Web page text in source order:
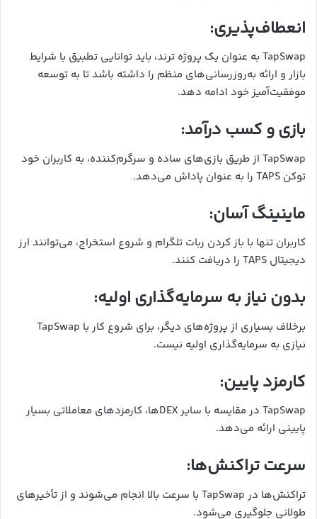
انعطاف‌پذیری:
TapSwap به عنوان یک پروژه ترند، باید توانایی تطبیق با شرایط
بازار و ارائه به‌روزرسانی‌های منظم را داشته باشد تا به توسعه
موفقیت‌آمیز خود ادامه دهد.
بازی و کسب درآمد:
TapSwap از طریق بازی‌های ساده و سرگرم‌کننده، به کاربران خود
توکن TAPS را به عنوان پاداش می‌دهد.
ماینینگ آسان:
کاربران تنها با باز کردن ربات تلگرام و شروع استخراج، می‌توانند ارز
دیجیتال TAPS را دریافت کنند.
بدون نیاز به سرمایه‌گذاری اولیه:
برخلاف بسیاری از پروژه‌های دیگر، برای شروع کار با TapSwap
نیازی به سرمایه‌گذاری اولیه نیست.
کارمزد پایین:
TapSwap در مقایسه با سایر DEX‌ها، کارمزدهای معاملاتی بسیار
پایینی ارائه می‌دهد.
سرعت تراکنش‌ها:
تراکنش‌ها در TapSwap با سرعت بالا انجام می‌شوند و از تأخیرهای
طولانی جلوگیری می‌شود.